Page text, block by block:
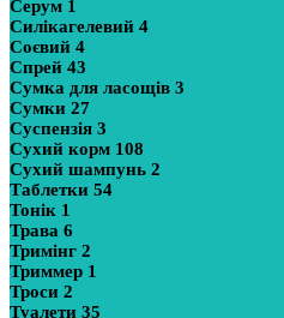
Серум 1
Силікагелевий 4
Соєвий 4
Спрей 43
Сумка для ласощів 3
Сумки 27
Суспензія 3
Сухий корм 108
Сухий шампунь 2
Таблетки 54
Тонік 1
Трава 6
Тримінг 2
Триммер 1
Троси 2
Туалети 35